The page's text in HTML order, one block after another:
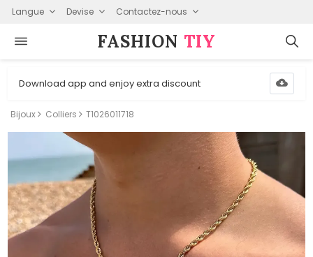
Langue Devise Contactez-nous
FASHION⁠ TIY
Download app and enjoy extra discount
Bijoux Colliers T1026011718